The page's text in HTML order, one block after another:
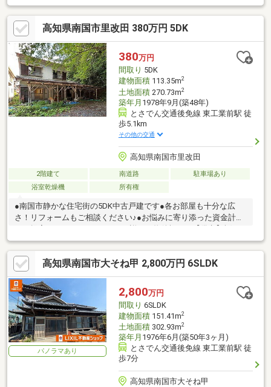
め、きれいな状態で新生活を始められます。☆間取りはゆとりあ
る5LDK。リビング横には和室を備えており、お子さまの遊び場や
来客スペース、くつろぎの空間としても使いやすい間取りです。
☆南東角地ならではの日当たりと風通しの良さも魅力。☆広いお
庭付きなので、ガーデニングや家庭菜園、お子さまの遊び場とし
ても活用可能。【周辺環境】・大篠小学校2200ｍ（徒歩約28
分）・香長中学校3600ｍ（徒歩約45分）
高知県南国市里改田 380万円 5DK
380万円
間取り 5DK
建物面積113.35m2
土地面積270.73m2
築年月 1978年9月(築48年)
とさでん交通後免線 東工業前駅 徒
歩5.1km
その他の交通
高知県南国市里改田
2階建て 南道路
駐車場あり
浴室乾燥機
所有権
●南国市静かな住宅街の5DK中古戸建です●各お部屋も十分な広
さ！リフォームもご相談ください♪●お悩みに寄り添った資金計画
チェック♪
高知県南国市大そね甲 2,800万円 6SLDK
パノラマあり
2,800万円
間取り 6SLDK
建物面積151.41m2
土地面積302.93m2
築年月 1976年6月(築50年3ヶ月)
とさでん交通後免線 東工業前駅 徒
歩7分
高知県南国市大そね甲